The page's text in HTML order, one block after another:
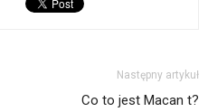
Następny artykuł
Co to jest Macan t?